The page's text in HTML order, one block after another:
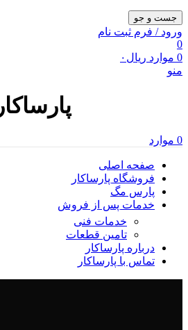
جست و جو
ورود / فرم ثبت نام
0
0 موارد ریال ۰
منو
پارساکار
0 موارد
صفحه اصلی
فروشگاه پارساکار
پارس مگ
خدمات پس از فروش
خدمات فنی
تامین قطعات
درباره پارساکار
تماس با پارساکار